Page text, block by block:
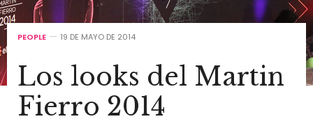
PEOPLE 19 DE MAYO DE 2014
Los looks del Martin
Fierro 2014